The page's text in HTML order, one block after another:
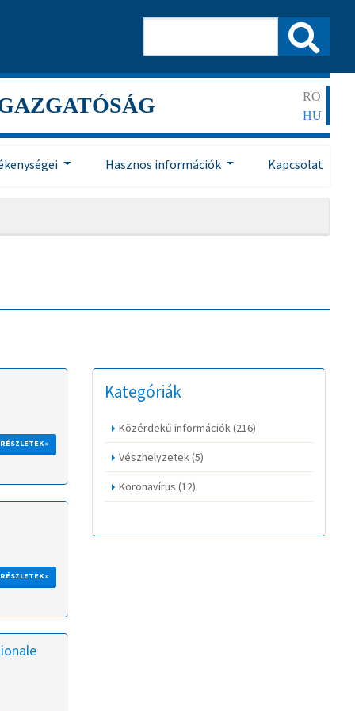
RO
HU
Hasznos információk Kapcsolat
RÉSZLETEK »
RÉSZLETEK »
Kategóriák
Közérdekű információk(216)
Vészhelyzetek(5)
Koronavírus (12)